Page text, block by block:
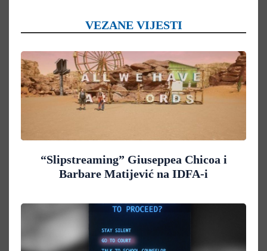
VEZANE VIJESTI
“Slipstreaming” Giuseppea Chicoa i
Barbare Matijević na IDFA-i